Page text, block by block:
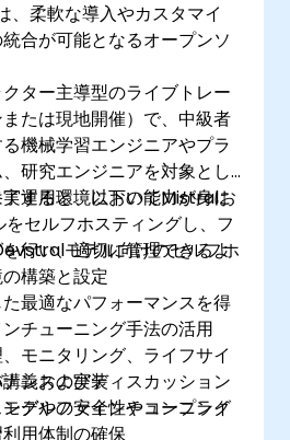
柔軟な導入やカスタマイ
合が可能となるオープンソ
ター主導型のライブトレー
たは現地開催）で、中級者
機械学習エンジニアやプラ
研究エンジニアを対象とし
運用環境においてMistralお
セルフホスティングし、フ
行い、適切に管理できるよ
すると、以下の能力が身に
モデル向けのセルフホ
構築と設定
最適なパフォーマンスを得
チューニング手法の活用
モニタリング、ライフサイ
ンスの実装
デルの安全性やコンプライ
用体制の確保
義およびディスカッション
グやファインチューニング